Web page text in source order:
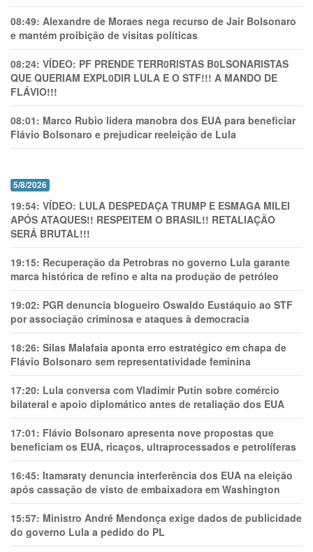
08:49: Alexandre de Moraes nega recurso de Jair Bolsonaro
e mantém proibição de visitas políticas
08:24: VÍDEO: PF PRENDE TERR0RlSTAS B0LSONARlSTAS
QUE QUERIAM EXPL0DlR LULA E O STF!!! A MANDO DE
FLÁVIO!!!
08:01: Marco Rubio lidera manobra dos EUA para beneficiar
Flávio Bolsonaro e prejudicar reeleição de Lula
5/8/2026
19:54: VÍDEO: LULA DESPEDAÇA TRUMP E ESMAGA MILEI
APÓS ATAQUES!! RESPEITEM O BRASIL!! RETALIAÇÃO
SERÁ BRUTAL!!!
19:15: Recuperação da Petrobras no governo Lula garante
marca histórica de refino e alta na produção de petróleo
19:02: PGR denuncia blogueiro Oswaldo Eustáquio ao STF
por associação criminosa e ataques à democracia
18:26: Silas Malafaia aponta erro estratégico em chapa de
Flávio Bolsonaro sem representatividade feminina
17:20: Lula conversa com Vladimir Putin sobre comércio
bilateral e apoio diplomático antes de retaliação dos EUA
17:01: Flávio Bolsonaro apresenta nove propostas que
beneficiam os EUA, ricaços, ultraprocessados e petrolíferas
16:45: Itamaraty denuncia interferência dos EUA na eleição
após cassação de visto de embaixadora em Washington
15:57: Ministro André Mendonça exige dados de publicidade
do governo Lula a pedido do PL